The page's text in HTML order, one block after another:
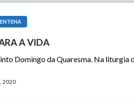
A VIDA
Domingo da Quaresma. Na liturgia
2020